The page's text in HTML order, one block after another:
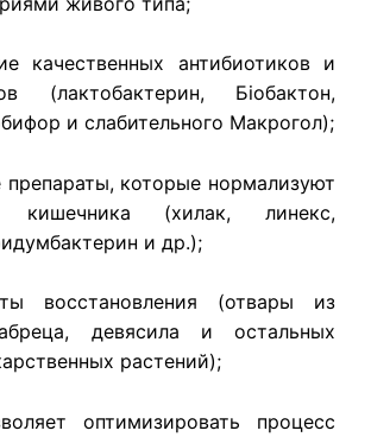
качественных антибиотиков и
(лактобактерин, Біобактон,
и слабительного Макрогол);
препараты, которые нормализуют
кишечника (хилак, линекс,
и др.);
восстановления (отвары из
девясила и остальных
растений);
оптимизировать процесс